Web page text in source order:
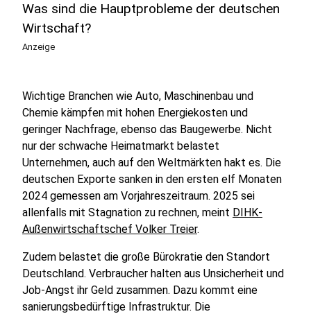
Was sind die Hauptprobleme der deutschen
Wirtschaft?
Anzeige
Wichtige Branchen wie Auto, Maschinenbau und
Chemie kämpfen mit hohen Energiekosten und
geringer Nachfrage, ebenso das Baugewerbe. Nicht
nur der schwache Heimatmarkt belastet
Unternehmen, auch auf den Weltmärkten hakt es. Die
deutschen Exporte sanken in den ersten elf Monaten
2024 gemessen am Vorjahreszeitraum. 2025 sei
allenfalls mit Stagnation zu rechnen, meint DIHK-
Außenwirtschaftschef Volker Treier.
Zudem belastet die große Bürokratie den Standort
Deutschland. Verbraucher halten aus Unsicherheit und
Job-Angst ihr Geld zusammen. Dazu kommt eine
sanierungsbedürftige Infrastruktur. Die